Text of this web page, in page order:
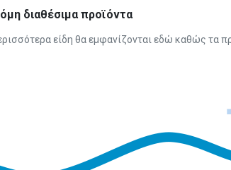
διαθέσιμα προϊόντα
είδη θα εμφανίζονται εδώ καθώς τα